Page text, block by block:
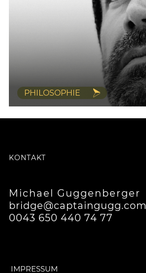
PHILOSOPHIE
KONTAKT
Michael Guggenberger
bridge@captaingugg.com
0043 650 440 74 77
IMPRESSUM